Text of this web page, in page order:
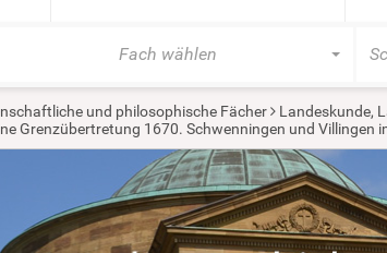
Fach wählen
und philosophische Fächer Landeskunde,
Grenzübertretung 1670. Schwenningen und Villingen